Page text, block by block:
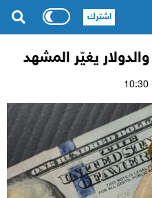
يغيّر المشهد
اشترك